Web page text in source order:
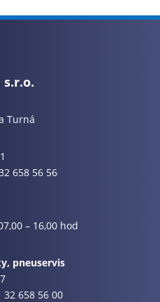
s.r.o.
Turná
658 56 56
– 16,00 hod
pneuservis
658 56 00